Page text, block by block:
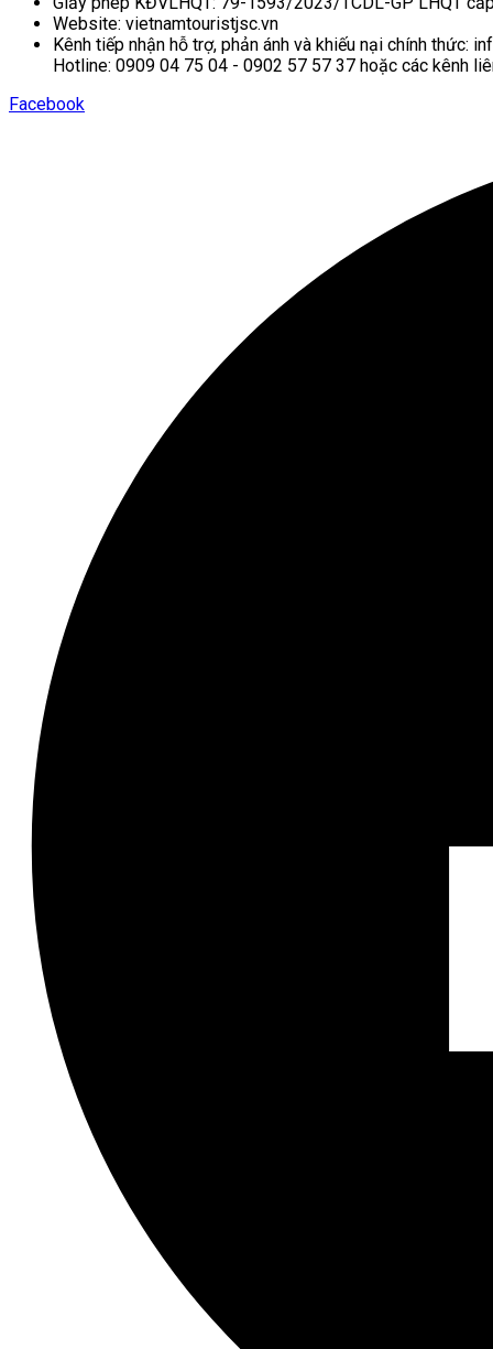
Website: vietnamtouristjsc.vn
Kênh tiếp nhận hỗ trợ, phản ánh và khiếu nại chính thức:
Hotline: 0909 04 75 04 - 0902 57 57 37 hoặc các kênh
Facebook